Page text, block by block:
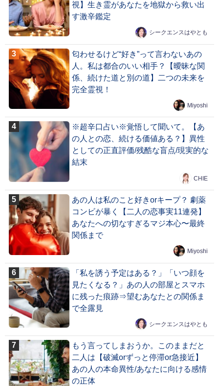
視】生き霊があなたを地獄から救い出
す激辛鑑定
シークエンスはやとも
匂わせるけど“好き”って言わないあの
人。私は都合のいい相手？【曖昧な関
係、続けた道と別の道】二つの未来を
完全霊視！
Miyoshi
※超辛口占い※覚悟して聞いて。【あ
の人との恋、続ける価値ある？】異性
としての正直評価/残酷な盲点/現実的な
結末
CHIE
あの人は私のこと好きorキープ？ 劇薬
コンビが暴く【二人の恋事実11連発】
あなたへの切なすぎるマジ本心〜最終
関係まで
Miyoshi
「私を誘う予定はある？」「いつ顔を
見たくなる？」あの人の部屋とスマホ
に残った痕跡⇒望むあなたとの関係ま
で全露見
シークエンスはやとも
もう言ってしまおうか。このままだと
二人は【破滅orずっと停滞or急接近】
あの人の本命異性/あなたに向ける感情
の正体